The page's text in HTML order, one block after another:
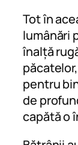
Tot în
lumânări
înalță
pentru
de
capătă o